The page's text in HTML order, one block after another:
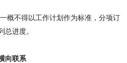
一概不得以工作计划作为标准，分项订
总进度。
向联系